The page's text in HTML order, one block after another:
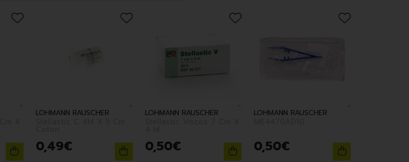
LOHMANN RAUSCHER
0,49€
LOHMANN RAUSCHER
0,50€
LOHMANN RAUSCHER
0,50€